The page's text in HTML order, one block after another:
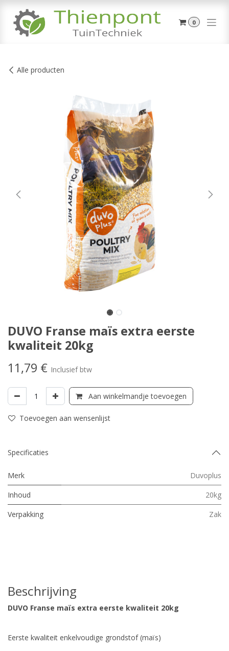
0
Alle producten
DUVO Franse maïs extra eerste
kwaliteit 20kg
11,79 € Inclusief btw
Aan winkelmandje toevoegen
Toevoegen aan wensenlijst
Specificaties
Merk
Duvoplus
Inhoud
20kg
Verpakking
Zak
Beschrijving
DUVO Franse maïs extra eerste kwaliteit 20kg
Eerste kwaliteit enkelvoudige grondstof (maïs)